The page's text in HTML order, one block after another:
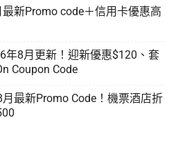
新Promo code＋信用卡優惠高
年8月更新！迎新優惠$120、套
Coupon Code
最新Promo Code！機票酒店折